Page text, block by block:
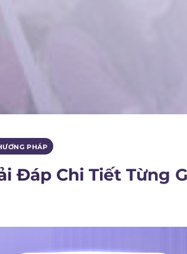
PHÁP
Đáp Chi Tiết Từng